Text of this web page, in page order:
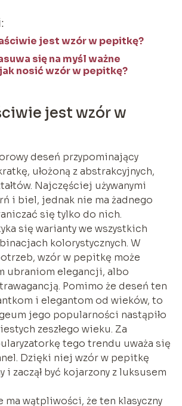
jest wzór w pepitkę?
się na myśl ważne
nosić wzór w pepitkę?
jest wzór w
deseń przypominający
ułożoną z abstrakcyjnych,
Najczęściej używanymi
i biel, jednak nie ma żadnego
się tylko do nich.
się warianty we wszystkich
kolorystycznych. W
wzór w pepitkę może
ubraniom elegancji, albo
Pomimo że deseń ten
i elegantom od wieków, to
jego popularności nastąpiło
zeszłego wieku. Za
tego trendu uważa się
Dzięki niej wzór w pepitkę
i zaczął być kojarzony z luksusem
wątpliwości, że ten klasyczny